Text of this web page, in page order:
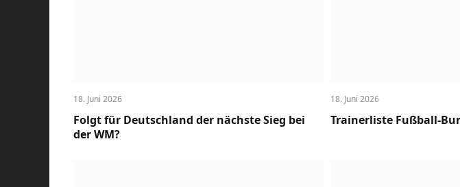
18. Juni 2026
Folgt für Deutschland der nächste Sieg bei
der WM?
18. Juni 2026
Trainerliste Fußball-